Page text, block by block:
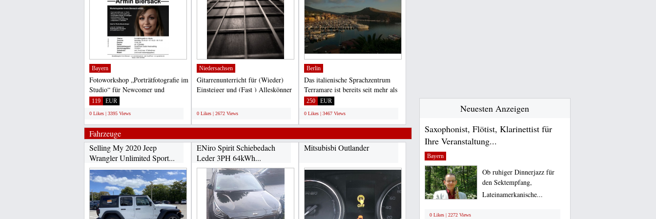
Bayern
Fotoworkshop „Porträtfotografie im
Studio“ für Newcomer und
Anfänger FOTOWORKSHOP...
119 EUR
0 Likes | 3395 Views
Niedersachsen
Gitarrenunterricht für (Wieder)
Einsteiger und (Fast ) Alleskönner
0 Likes | 2672 Views
Berlin
Das italienische Sprachzentrum
Terramare ist bereits seit mehr als
20 Jahren auf...
250 EUR
0 Likes | 3467 Views
Fahrzeuge
Selling My 2020 Jeep
Wrangler Unlimited Sport...
ENiro Spirit Schiebedach
Leder 3PH 64kWh...
Mitsubisbi Outlander
Neuesten Anzeigen
Saxophonist, Flötist, Klarinettist für
Ihre Veranstaltung...
Bayern
Ob ruhiger Dinnerjazz für
den Sektempfang,
Lateinamerkanische...
0 Likes | 2272 Views